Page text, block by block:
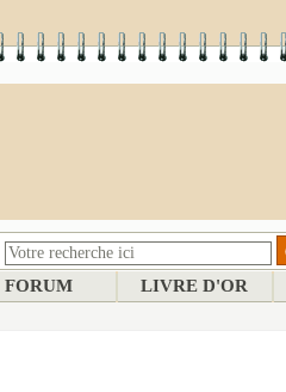
FORUM LIVRE D'OR